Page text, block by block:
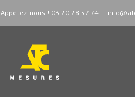
Appelez-nous ! 03.20.28.57.74 |